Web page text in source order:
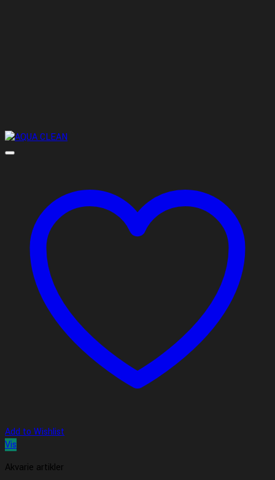
Add to Wishlist
Vis
Akvarie artikler